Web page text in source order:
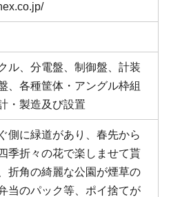
ル、分電盤、制御盤、計装
、各種筐体・アングル枠組
・製造及び設置
側に緑道があり、春先から
季折々の花で楽しませて貰
折角の綺麗な公園が煙草の
当のパック等、ポイ捨てが